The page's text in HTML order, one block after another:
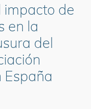
impacto de
en la
del
España